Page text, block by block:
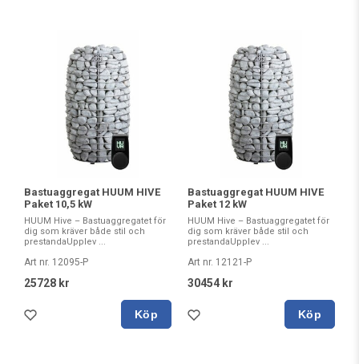
Bastuaggregat HUUM HIVE
Paket 10,5 kW
HUUM Hive – Bastuaggregatet för
dig som kräver både stil och
prestandaUpplev ...
Art nr. 12095-P
25728 kr
Köp
Bastuaggregat HUUM HIVE
Paket 12 kW
HUUM Hive – Bastuaggregatet för
dig som kräver både stil och
prestandaUpplev ...
Art nr. 12121-P
30454 kr
Köp